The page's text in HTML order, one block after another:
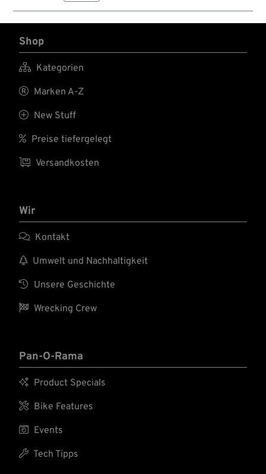
Shop
 Kategorien
 Marken A-Z
 New Stuff
 Preise tiefergelegt
 Versandkosten
Wir
 Kontakt
 Umwelt und Nachhaltigkeit
 Unsere Geschichte
 Wrecking Crew
Pan-O-Rama
 Product Specials
 Bike Features
 Events
 Tech Tipps